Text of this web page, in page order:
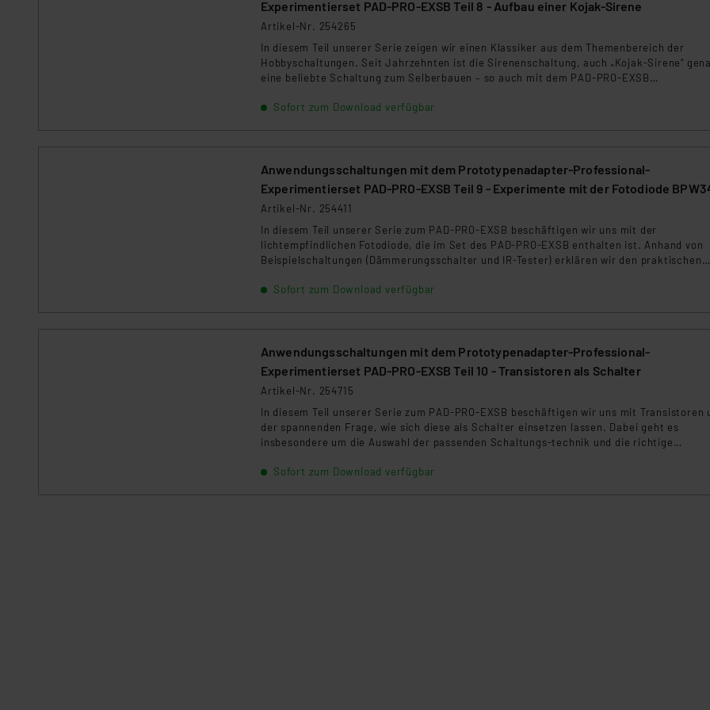
Experimentierset PAD-PRO-EXSB Teil 8 - Aufbau einer Kojak-Sirene
Artikel-Nr. 254265
In diesem Teil unserer Serie zeigen wir einen Klassiker aus dem Themenbereich der
Hobbyschaltungen. Seit Jahrzehnten ist die Sirenenschaltung, auch „Kojak-Sirene“
eine beliebte Schaltung zum Selberbauen – so auch mit dem PAD-PRO-EXSB
Sofort zum Download verfügbar
Anwendungsschaltungen mit dem Prototypenadapter-Professional-
Experimentierset PAD-PRO-EXSB Teil 9 - Experimente mit der Fotodiode
Artikel-Nr. 254411
In diesem Teil unserer Serie zum PAD-PRO-EXSB beschäftigen wir uns mit der
lichtempfindlichen Fotodiode, die im Set des PAD-PRO-EXSB enthalten ist. Anhand von
Beispielschaltungen (Dämmerungsschalter und IR-Tester) erklären wir den praktischen
Sofort zum Download verfügbar
Anwendungsschaltungen mit dem Prototypenadapter-Professional-
Experimentierset PAD-PRO-EXSB Teil 10 - Transistoren als Schalter
Artikel-Nr. 254715
In diesem Teil unserer Serie zum PAD-PRO-EXSB beschäftigen wir uns mit Transistoren
der spannenden Frage, wie sich diese als Schalter einsetzen lassen. Dabei geht es
insbesondere um die Auswahl der passenden Schaltungs-technik und die richtige
Sofort zum Download verfügbar